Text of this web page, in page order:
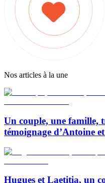
Nos articles à la une
Un couple, une famille,
témoignage d’Antoine
Hugues et Laetitia, un